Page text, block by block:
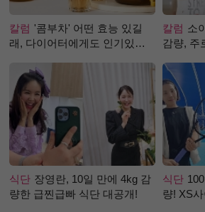
칼럼 '콤부차' 어떤 효능 있길
래, 다이어터에게도 인기있는
칼럼 소
감량, 주
식단 장영란, 10일 만에 4kg 감
량한 급찐급빠 식단 대공개!
식단
량! XS